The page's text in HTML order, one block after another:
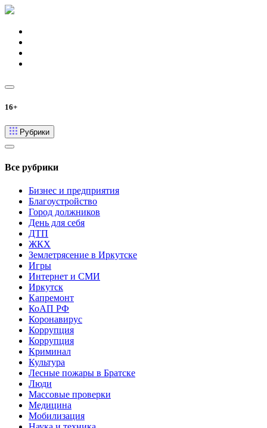
16+
Рубрики
Все рубрики
Бизнес и предприятия
Благоустройство
Город должников
День для себя
ДТП
ЖКХ
Землетрясение в Иркутске
Игры
Интернет и СМИ
Иркутск
Капремонт
КоАП РФ
Коронавирус
Коррупция
Коррупция
Криминал
Культура
Лесные пожары в Братске
Люди
Массовые проверки
Медицина
Мобилизация